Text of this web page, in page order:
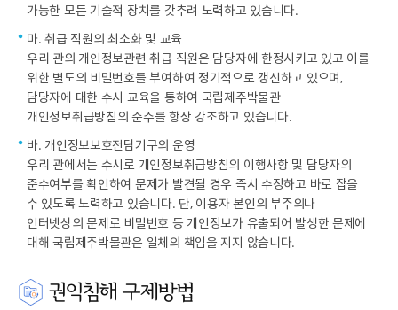
가능한 모든 기술적 장치를 갖추려 노력하고 있습니다.
마. 취급 직원의 최소화 및 교육
우리 관의 개인정보관련 취급 직원은 담당자에 한정시키고 있고 이를
위한 별도의 비밀번호를 부여하여 정기적으로 갱신하고 있으며,
담당자에 대한 수시 교육을 통하여 국립제주박물관
개인정보취급방침의 준수를 항상 강조하고 있습니다.
바. 개인정보보호전담기구의 운영
우리 관에서는 수시로 개인정보취급방침의 이행사항 및 담당자의
준수여부를 확인하여 문제가 발견될 경우 즉시 수정하고 바로 잡을
수 있도록 노력하고 있습니다. 단, 이용자 본인의 부주의나
인터넷상의 문제로 비밀번호 등 개인정보가 유출되어 발생한 문제에
대해 국립제주박물관은 일체의 책임을 지지 않습니다.
권익침해 구제방법